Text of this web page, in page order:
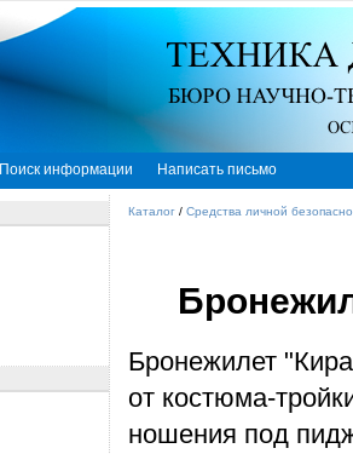
Поиск информации Написать письмо
Каталог / Средства личной
Бронежилет
от костюма-
ношения под